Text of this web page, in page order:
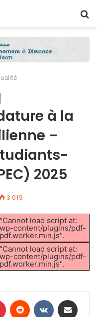
à la
–
2025
3 015
load script at:
content/plugins/pdf-
load script at:
content/plugins/pdf-
Pinterest Reddit VKontakte